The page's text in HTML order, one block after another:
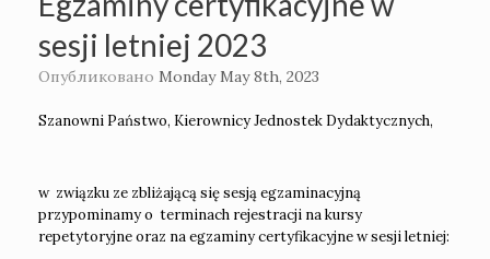
sesji letniej 2023
Опубликовано Monday May 8th, 2023
Szanowni Państwo, Kierownicy Jednostek Dydaktycznych,
w związku ze zbliżającą się sesją egzaminacyjną
przypominamy o terminach rejestracji na kursy
repetytoryjne oraz na egzaminy certyfikacyjne w sesji letniej: